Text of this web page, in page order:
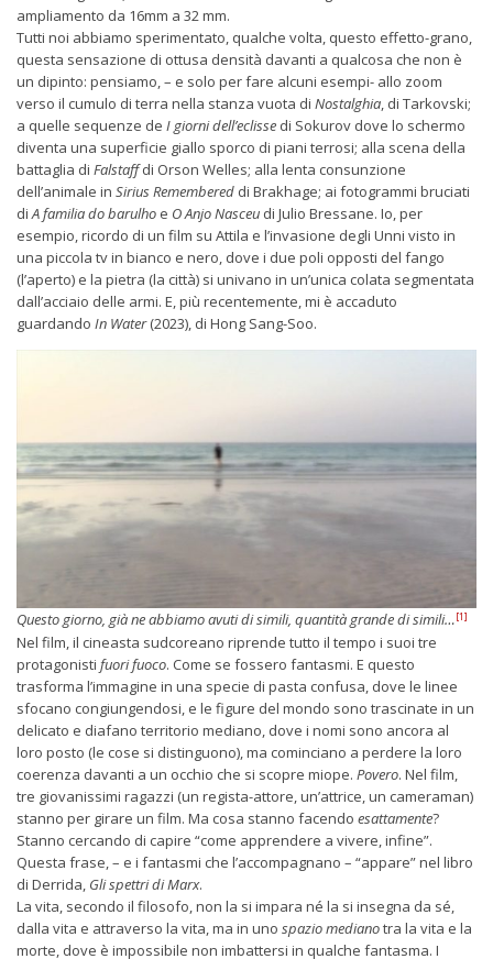
ampliamento da 16mm a 32 mm.
Tutti noi abbiamo sperimentato, qualche volta, questo effetto-grano,
questa sensazione di ottusa densità davanti a qualcosa che non è
un dipinto: pensiamo, – e solo per fare alcuni esempi- allo zoom
verso il cumulo di terra nella stanza vuota di Nostalghia, di Tarkovski;
a quelle sequenze de I giorni dell’eclisse di Sokurov dove lo schermo
diventa una superficie giallo sporco di piani terrosi; alla scena della
battaglia di Falstaffdi Orson Welles; alla lenta consunzione
dell’animale in Sirius Remembered di Brakhage; ai fotogrammi bruciati
diA familia do barulho e O Anjo Nasceu di Julio Bressane. Io, per
esempio, ricordo di un film su Attila e l’invasione degli Unni visto in
una piccola tv in bianco e nero, dove i due poli opposti del fango
(l’aperto) e la pietra (la città) si univano in un’unica colata segmentata
dall’acciaio delle armi. E, più recentemente, mi è accaduto
guardando In Water(2023), di Hong Sang-Soo.
Questo giorno, già ne abbiamo avuti di simili, quantità grande di simili…[1]
Nel film, il cineasta sudcoreano riprende tutto il tempo i suoi tre
protagonisti fuori fuoco. Come se fossero fantasmi. E questo
trasforma l’immagine in una specie di pasta confusa, dove le linee
sfocano congiungendosi, e le figure del mondo sono trascinate in un
delicato e diafano territorio mediano, dove i nomi sono ancora al
loro posto (le cose si distinguono), ma cominciano a perdere la loro
coerenza davanti a un occhio che si scopre miope. Povero. Nel film,
tre giovanissimi ragazzi (un regista-attore, un’attrice, un cameraman)
stanno per girare un film. Ma cosa stanno facendo esattamente?
Stanno cercando di capire “come apprendere a vivere, infine”.
Questa frase, – e i fantasmi che l’accompagnano – “appare” nel libro
di Derrida, Gli spettri di Marx.
La vita, secondo il filosofo, non la si impara né la si insegna da sé,
dalla vita e attraverso la vita, ma in uno spazio medianotra la vita e la
morte, dove è impossibile non imbattersi in qualche fantasma. I